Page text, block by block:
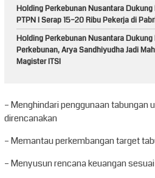
Holding Perkebunan Nusantara
PTPN I Serap 15–20 Ribu Pekerja di
Holding Perkebunan Nusantara
Perkebunan, Arya Sandhiyudha Jadi
Magister ITSI
– Menghindari penggunaan tabungan
direncanakan
– Memantau perkembangan target
– Menyusun rencana keuangan